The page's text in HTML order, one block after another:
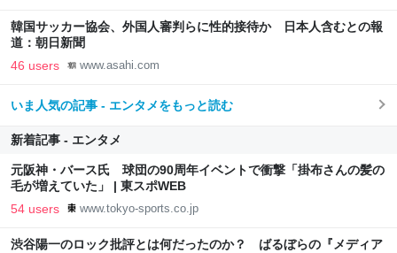
韓国サッカー協会、外国人審判らに性的接待か 日本人含むとの報
道：朝日新聞
46 users www.asahi.com
いま人気の記事 - エンタメをもっと読む
新着記事 - エンタメ
元阪神・バース氏 球団の90周年イベントで衝撃「掛布さんの髪の
毛が増えていた」 | 東スポWEB
54 users www.tokyo-sports.co.jp
渋谷陽一のロック批評とは何だったのか？ ばるぼらの『メディア